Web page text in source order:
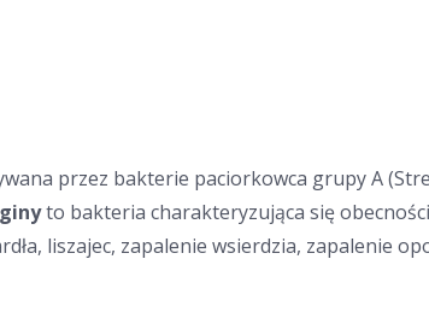
przez bakterie paciorkowca grupy A
to bakteria charakteryzująca się
liszajec, zapalenie wsierdzia, zapalenie